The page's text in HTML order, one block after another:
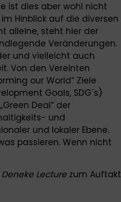
ist dies aber wohl nicht
Hinblick auf die diversen
alleine, steht hier der
Veränderungen.
und vielleicht auch
Von den Vereinten
our World“ Ziele
Goals, SDG´s)
Deal“ der
und
und lokaler Ebene.
passieren. Wenn nicht
Lecture zum Auftakt